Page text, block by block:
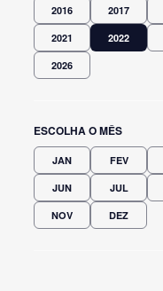
2016 2017
2021 2022
2026
ESCOLHA O MÊS
JAN FEV
JUN JUL
NOV DEZ